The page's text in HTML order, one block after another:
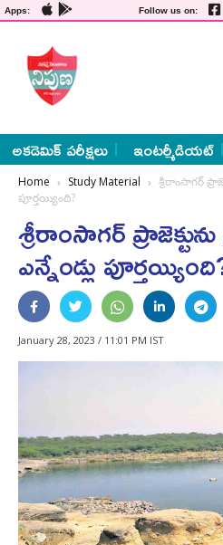
Apps: Follow us on:
అకడెమిక్ పరీక్షలు ఇంటర్మీడియట్
Home Study Material
శ్రీరాంసాగర్‌
పూర్తయ్యింది?
శ్రీరాంసాగర్‌
ఎన్నేండ్లు
January 28, 2023 / 11:01 PM IST